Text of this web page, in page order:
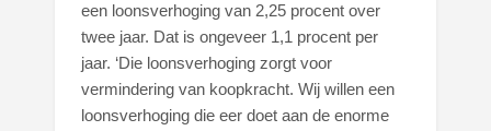
een loonsverhoging van 2,25 procent over
twee jaar. Dat is ongeveer 1,1 procent per
jaar. ‘Die loonsverhoging zorgt voor
vermindering van koopkracht. Wij willen een
loonsverhoging die eer doet aan de enorme